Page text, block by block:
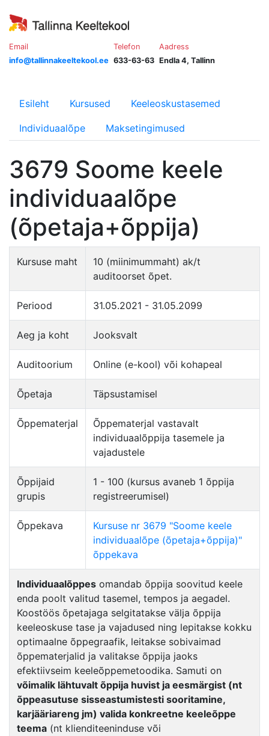
Email
info@tallinnakeeltekool.ee
Telefon
633-63-63
Aadress
Endla 4, Tallinn
Esileht Kursused Keeleoskustasemed
Individuaalõpe Maksetingimused
3679 Soome keele
individuaalõpe
(õpetaja+õppija)
Kursuse maht
10 (miinimummaht) ak/t
auditoorset õpet.
Periood 31.05.2021 - 31.05.2099
Aeg ja koht Jooksvalt
Auditoorium Online (e-kool) või kohapeal
Õpetaja Täpsustamisel
Õppematerjal
Õppematerjal vastavalt
individuaalõppija tasemele ja
vajadustele
Õppijaid
grupis
1 - 100 (kursus avaneb 1 õppija
registreerumisel)
Õppekava
Kursuse nr 3679 "Soome keele
individuaalõpe (õpetaja+õppija)"
õppekava
Individuaalõppes omandab õppija soovitud keele
enda poolt valitud tasemel, tempos ja aegadel.
Koostöös õpetajaga selgitatakse välja õppija
keeleoskuse tase ja vajadused ning lepitakse kokku
optimaalne õppegraafik, leitakse sobivaimad
õppematerjalid ja valitakse õppija jaoks
efektiivseim keeleõppemetoodika. Samuti on
võimalik lähtuvalt õppija huvist ja eesmärgist (nt
õppeasutuse sisseastumistesti sooritamine,
karjääriareng jm) valida konkreetne keeleõppe
teema (nt klienditeeninduse või